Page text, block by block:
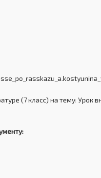
(7 класс) на тему: Урок